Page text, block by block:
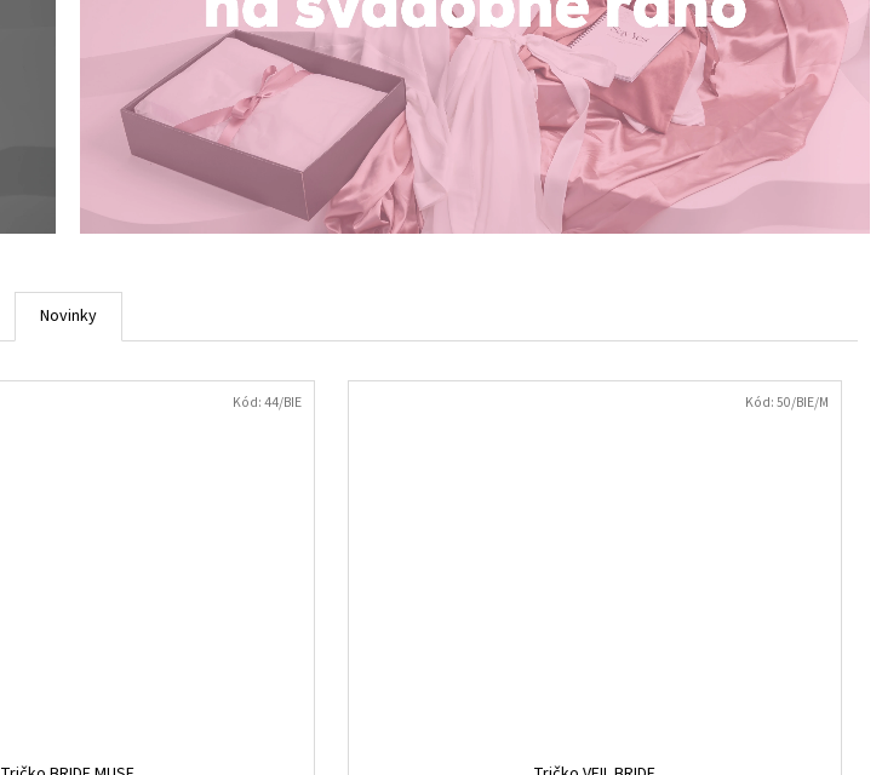
Novinky
Kód:44/BIE Kód:50/BIE/M